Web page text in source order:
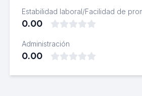
Estabilidad laboral/Facilidad de
0.00
Administración
0.00